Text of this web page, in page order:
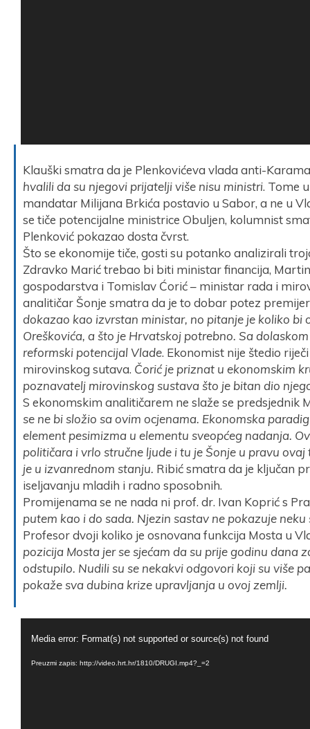
Klauški smatra da je Plenkovićeva vlada anti-
hvalili da su njegovi prijatelji više nisu ministri. Tome
mandatar Milijana Brkića postavio u Sabor, a ne u
se tiče potencijalne ministrice Obuljen, kolumnist
Plenković pokazao dosta čvrst.
Što se ekonomije tiče, gosti su potanko analizirali
Zdravko Marić trebao bi biti ministar financija,
gospodarstva i Tomislav Ćorić – ministar rada i
analitičar Šonje smatra da je to dobar potez
dokazao kao izvrstan ministar, no pitanje je koliko bi
Oreškovića, a što je Hrvatskoj potrebno. Sa
reformski potencijal Vlade. Ekonomist nije štedio
mirovinskog sutava. Čorić je priznat u ekonomskim
poznavatelj mirovinskog sustava što je bitan dio
S ekonomskim analitičarem ne slaže se predsjednik
se ne bi složio sa ovim ocjenama. Ekonomska
element pesimizma u elementu sveopćeg nadanja.
političara i vrlo stručne ljude i tu je Šonje u pravu
je u izvanrednom stanju. Ribić smatra da je ključan
iseljavanju mladih i radno sposobnih.
Promijenama se ne nada ni prof. dr. Ivan Koprić s
putem kao i do sada. Njezin sastav ne pokazuje
Profesor dvoji koliko je osnovana funkcija Mosta u
pozicija Mosta jer se sjećam da su prije godinu dana
odstupilo. Nudili su se nekakvi odgovori koji su više
pokaže sva dubina krize upravljanja u ovoj zemlji.
videozapisa
Media error: Format(s) not supported or source(s) not found
Preuzmi zapis: http://video.hrt.hr/1810/DRUGI.mp4?_=2